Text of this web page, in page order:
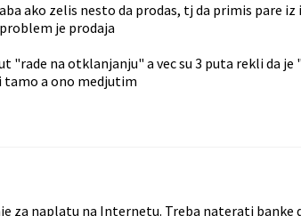
ako zelis nesto da prodas, tj da primis pare
je prodaja
"rade na otklanjanju" a vec su 3 puta rekli da
tamo a ono medjutim
za naplatu na Internetu. Treba naterati banke